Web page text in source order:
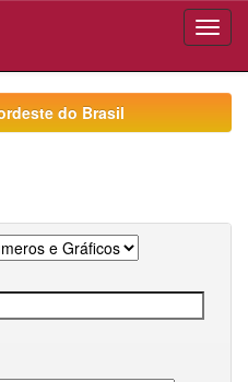
do Brasil